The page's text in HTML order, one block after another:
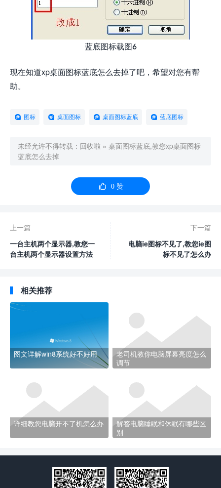
蓝底图标载图6
现在知道xp桌面图标蓝底怎么去掉了吧，希望对您有帮
助。
图标 桌面图标 桌面图标蓝底 蓝底图标
未经允许不得转载： 回收啦 » 桌面图标蓝底,教您xp桌面图标
蓝底怎么去掉
 0赞
上一篇
一台主机两个显示器,教您一
台主机两个显示器设置方法
下一篇
电脑ie图标不见了,教您ie图
标不见了怎么办
相关推荐
图文详解win8系统好不好用
老司机教你电脑屏幕亮度怎么
调节
详细教您电脑开不了机怎么办
解答电脑睡眠和休眠有哪些区
别